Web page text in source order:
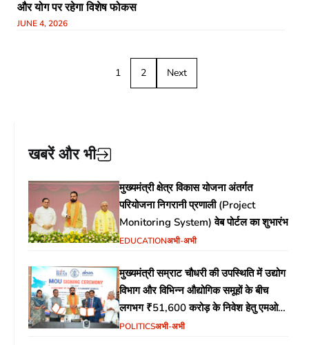
और योग पर रहेगा विशेष फोकस
JUNE 4, 2026
1 2 Next
खबरें और भी
मुख्यमंत्री क्षेत्र विकास योजना अंतर्गत
परियोजना निगरानी प्रणाली (Project
Monitoring System) वेब पोर्टल का शुभारंभ
EDUCATIONअभी-अभी
मुख्यमंत्री सम्राट चौधरी की उपस्थिति में उद्योग
विभाग और विभिन्न औद्योगिक समूहों के बीच
लगभग ₹51,600 करोड़ के निवेश हेतु एमओयू
(MoU) पर हस्ताक्षर
POLITICSअभी-अभी